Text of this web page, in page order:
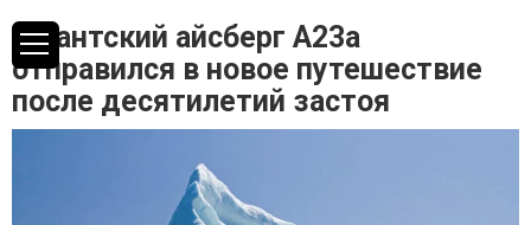
Гигантский айсберг A23a
отправился в новое путешествие
после десятилетий застоя